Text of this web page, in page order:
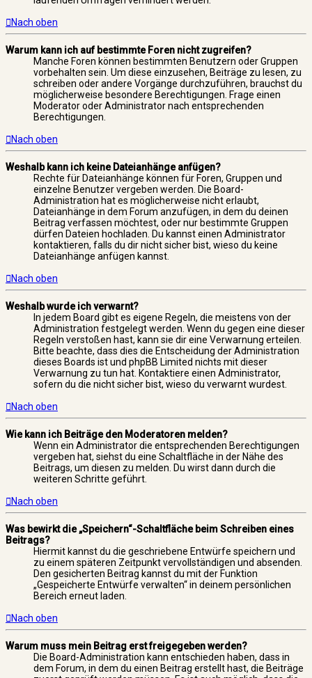
Nach oben
Warum kann ich auf bestimmte Foren nicht zugreifen?
Manche Foren können bestimmten Benutzern oder Gruppen
vorbehalten sein. Um diese einzusehen, Beiträge zu lesen, zu
schreiben oder andere Vorgänge durchzuführen, brauchst du
möglicherweise besondere Berechtigungen. Frage einen
Moderator oder Administrator nach entsprechenden
Berechtigungen.
Nach oben
Weshalb kann ich keine Dateianhänge anfügen?
Rechte für Dateianhänge können für Foren, Gruppen und
einzelne Benutzer vergeben werden. Die Board-
Administration hat es möglicherweise nicht erlaubt,
Dateianhänge in dem Forum anzufügen, in dem du deinen
Beitrag verfassen möchtest, oder nur bestimmte Gruppen
dürfen Dateien hochladen. Du kannst einen Administrator
kontaktieren, falls du dir nicht sicher bist, wieso du keine
Dateianhänge anfügen kannst.
Nach oben
Weshalb wurde ich verwarnt?
In jedem Board gibt es eigene Regeln, die meistens von der
Administration festgelegt werden. Wenn du gegen eine dieser
Regeln verstoßen hast, kann sie dir eine Verwarnung erteilen.
Bitte beachte, dass dies die Entscheidung der Administration
dieses Boards ist und phpBB Limited nichts mit dieser
Verwarnung zu tun hat. Kontaktiere einen Administrator,
sofern du die nicht sicher bist, wieso du verwarnt wurdest.
Nach oben
Wie kann ich Beiträge den Moderatoren melden?
Wenn ein Administrator die entsprechenden Berechtigungen
vergeben hat, siehst du eine Schaltfläche in der Nähe des
Beitrags, um diesen zu melden. Du wirst dann durch die
weiteren Schritte geführt.
Nach oben
Was bewirkt die „Speichern“-Schaltfläche beim Schreiben eines
Beitrags?
Hiermit kannst du die geschriebene Entwürfe speichern und
zu einem späteren Zeitpunkt vervollständigen und absenden.
Den gesicherten Beitrag kannst du mit der Funktion
„Gespeicherte Entwürfe verwalten“ in deinem persönlichen
Bereich erneut laden.
Nach oben
Warum muss mein Beitrag erst freigegeben werden?
Die Board-Administration kann entschieden haben, dass in
dem Forum, in dem du einen Beitrag erstellt hast, die Beiträge